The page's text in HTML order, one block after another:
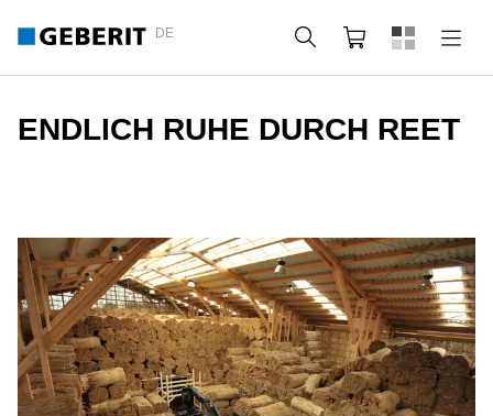
DE Suche Webshop
ENDLICH RUHE DURCH REET